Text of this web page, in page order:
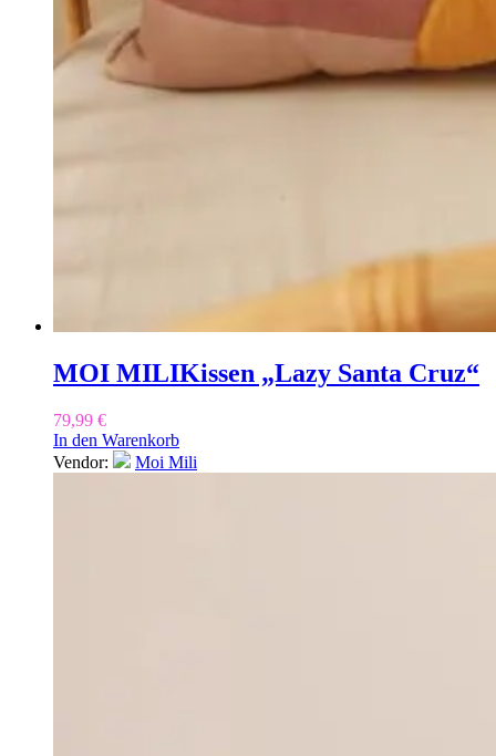
MOI MILIKissen „Lazy Santa Cruz“
79,99 €
In den Warenkorb
Vendor:
Moi Mili